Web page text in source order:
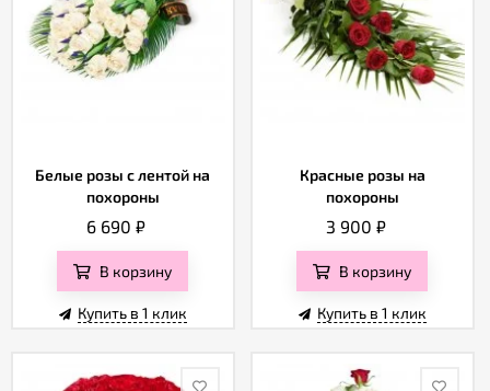
Белые розы с лентой на
похороны
6 690₽
В корзину
Купить в 1 клик
Красные розы на
похороны
3 900 ₽
В корзину
Купить в 1 клик